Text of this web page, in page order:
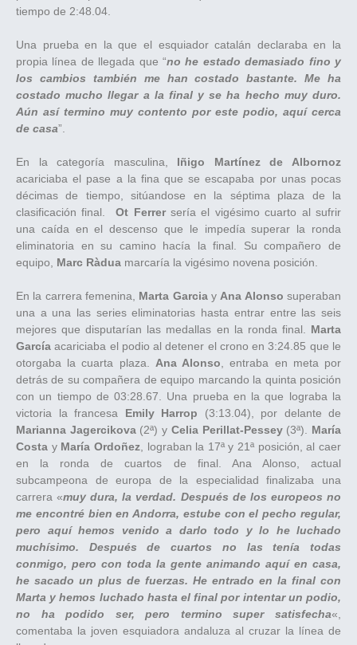
tiempo de 2:48.04.
Una prueba en la que el esquiador catalán declaraba en la
propia línea de llegada que “no he estado demasiado fino y
los cambios también me han costado bastante. Me ha
costado mucho llegar a la final y se ha hecho muy duro.
Aún así termino muy contento por este podio, aquí cerca
de casa”.
En la categoría masculina, Iñigo Martínez de Albornoz
acariciaba el pase a la fina que se escapaba por unas pocas
décimas de tiempo, sitúandose en la séptima plaza de la
clasificación final.Ot Ferrersería el vigésimo cuarto al sufrir
una caída en el descenso que le impedía superar la ronda
eliminatoria en su camino hacía la final. Su compañero de
equipo, Marc Ràdua marcaría la vigésimo novena posición.
En la carrera femenina, Marta GarciayAna Alonso superaban
una a una las series eliminatorias hasta entrar entre las seis
mejores que disputarían las medallas en la ronda final. Marta
García acariciaba el podio al detener el crono en 3:24.85 que le
otorgaba la cuarta plaza. Ana Alonso, entraba en meta por
detrás de su compañera de equipo marcando la quinta posición
con un tiempo de 03:28.67. Una prueba en la que lograba la
victoria la francesa Emily Harrop (3:13.04), por delante de
Marianna Jagercikova(2ª) y Celia Perillat-Pessey(3ª). María
Costa y María Ordoñez, lograban la 17ª y 21ª posición, al caer
en la ronda de cuartos de final. Ana Alonso, actual
subcampeona de europa de la especialidad finalizaba una
carrera «muy dura, la verdad. Después de los europeos no
me encontré bien en Andorra, estube con el pecho regular,
pero aquí hemos venido a darlo todo y lo he luchado
muchísimo. Después de cuartos no las tenía todas
conmigo, pero con toda la gente animando aquí en casa,
he sacado un plus de fuerzas. He entrado en la final con
Marta y hemos luchado hasta el final por intentar un podio,
no ha podido ser, pero termino super satisfecha«,
comentaba la joven esquiadora andaluza al cruzar la línea de